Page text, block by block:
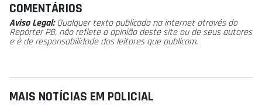
COMENTÁRIOS
Aviso Legal:Qualquer texto publicado na internet através do
Repórter PB, não reflete a opinião deste site ou de seus autores
e é de responsabilidade dos leitores que publicam.
MAIS NOTÍCIAS EM POLICIAL